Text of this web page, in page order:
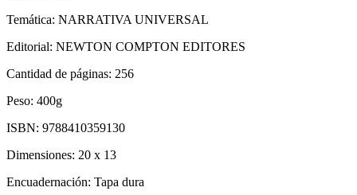
Temática: NARRATIVA UNIVERSAL
Editorial: NEWTON COMPTON EDITORES
Cantidad de páginas: 256
Peso: 400g
ISBN: 9788410359130
Dimensiones: 20 x 13
Encuadernación: Tapa dura